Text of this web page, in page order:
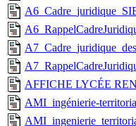
AFFICHE LYCÉE
AMI_ingénierie-